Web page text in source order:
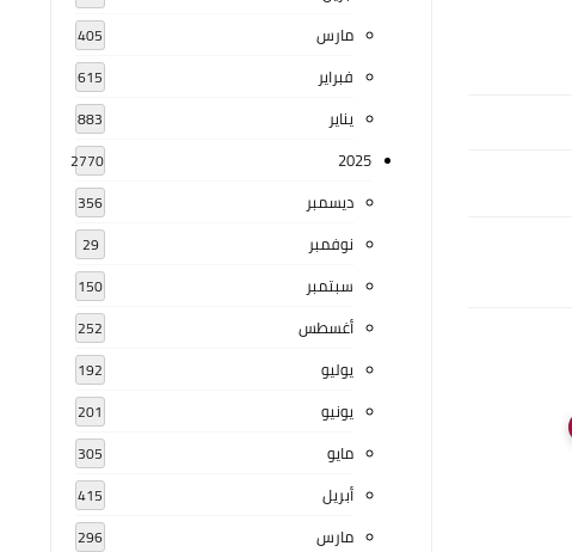
مارس 405
فبراير 615
يناير 883
2025
2770
ديسمبر 356
نوفمبر 29
سبتمبر 150
أغسطس 252
يوليو 192
يونيو 201
مايو 305
أبريل 415
مارس 296